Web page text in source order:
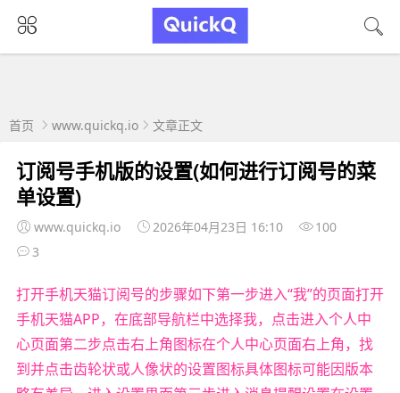
首页 www.quickq.io 文章正文
订阅号手机版的设置(如何进行订阅号的菜
单设置)
www.quickq.io 2026年04月23日 16:10
100
3
打开手机天猫订阅号的步骤如下第一步进入“我”的页面打开
手机天猫APP，在底部导航栏中选择我，点击进入个人中
心页面第二步点击右上角图标在个人中心页面右上角，找
到并点击齿轮状或人像状的设置图标具体图标可能因版本